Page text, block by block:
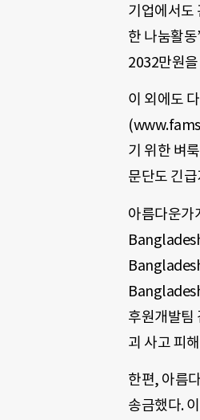
기업에서도
한 나눔활
2032만원
이 외에도
기 위한 벼
문단도 긴
아름다운가
후원개발팀
괴 사고 피
한편, 아름
송금했다.